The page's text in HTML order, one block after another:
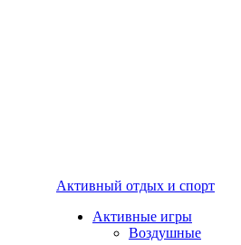
Активный отдых и спорт
Активные игры
Воздушные